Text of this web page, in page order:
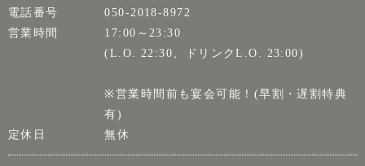
電話番号
050-2018-8972
営業時間
17:00～23:30
(L.O. 22:30、ドリンクL.O. 23:00)
※営業時間前も宴会可能！(早割・遅割特典
有)
定休日
無休